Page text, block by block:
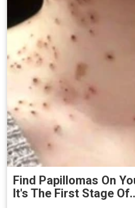
Find Papillomas On
It's The First Stage